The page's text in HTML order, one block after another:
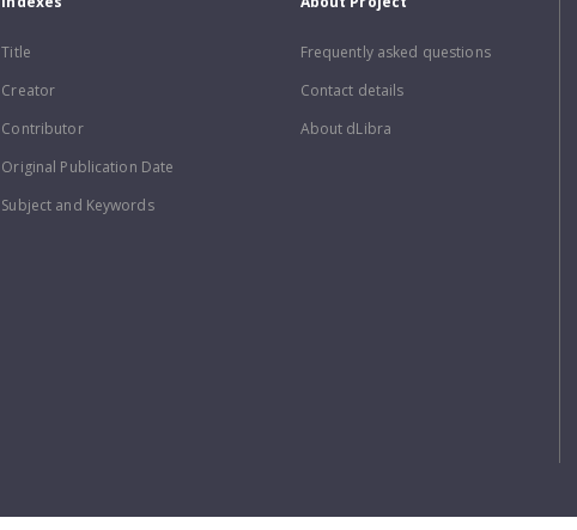
Title
Creator
Contributor
Original Publication Date
Subject and Keywords
Frequently asked questions
Contact details
About dLibra